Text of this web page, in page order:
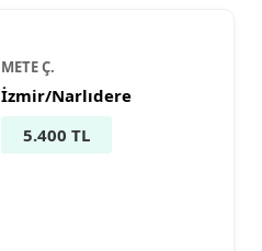
METE Ç.
İzmir/Narlıdere
5.400 TL